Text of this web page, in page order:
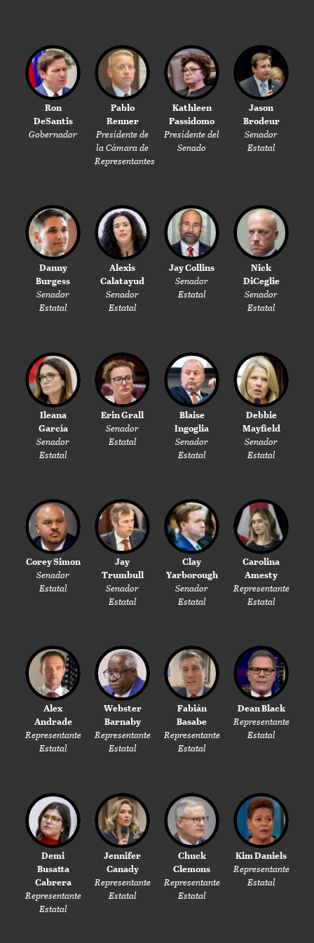
Ron
DeSantis
Gobernador
Pablo
Renner
Presidente de
la Cámara de
Representantes
Kathleen
Passidomo
Presidente del
Senado
Jason
Brodeur
Senador
Estatal
Danny
Burgess
Senador
Estatal
Alexis
Calatayud
Senador
Estatal
Jay Collins
Senador
Estatal
Nick
DiCeglie
Senador
Estatal
Ileana
García
Senador
Estatal
Erin Grall
Senador
Estatal
Blaise
Ingoglia
Senador
Estatal
Debbie
Mayfield
Senador
Estatal
Corey Simon
Senador
Estatal
Jay
Trumbull
Senador
Estatal
Clay
Yarborough
Senador
Estatal
Carolina
Amesty
Representante
Estatal
Alex
Andrade
Representante
Estatal
Webster
Barnaby
Representante
Estatal
Fabián
Basabe
Representante
Estatal
Dean Black
Representante
Estatal
Demi
Busatta
Cabrera
Representante
Estatal
Jennifer
Canady
Representante
Estatal
Chuck
Clemons
Representante
Estatal
Kim Daniels
Representante
Estatal